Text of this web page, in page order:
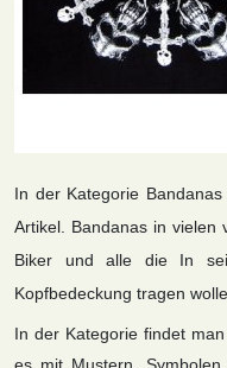
In der Kategorie
Artikel. Bandanas in vielen
Biker und alle die In
Kopfbedeckung tragen
In der Kategorie findet
es mit Mustern,